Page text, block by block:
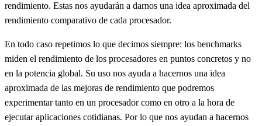
rendimiento. Estas nos ayudarán a darnos una idea aproximada del
rendimiento comparativo de cada procesador.
En todo caso repetimos lo que decimos siempre: los benchmarks
miden el rendimiento de los procesadores en puntos concretos y no
en la potencia global. Su uso nos ayuda a hacernos una idea
aproximada de las mejoras de rendimiento que podremos
experimentar tanto en un procesador como en otro a la hora de
ejecutar aplicaciones cotidianas. Por lo que nos ayudan a hacernos